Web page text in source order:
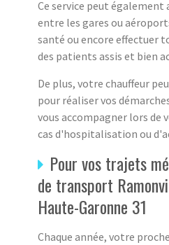
Ce service peut
entre les gares ou
santé ou encore effectuer
des patients assis et bien
De plus, votre chauffeur
pour réaliser vos
vous accompagner lors de
cas d'hospitalisation ou
Pour vos trajets
de transport
Haute-Garonne 31
Chaque année, votre